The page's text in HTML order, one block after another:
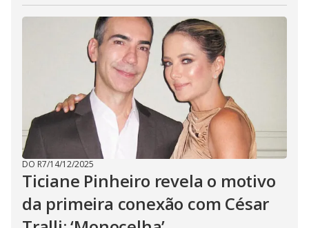
DO R7/14/12/2025
Ticiane Pinheiro revela o motivo
da primeira conexão com César